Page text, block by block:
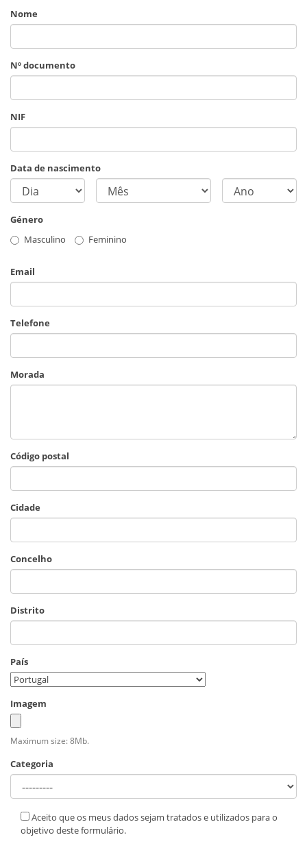
Nome
Nº documento
NIF
Data de nascimento
Género
Masculino
Feminino
Email
Telefone
Morada
Código postal
Cidade
Concelho
Distrito
País
Imagem
Maximum size: 8Mb.
Categoria
Aceito que os meus dados sejam tratados e utilizados para o
objetivo deste formulário.